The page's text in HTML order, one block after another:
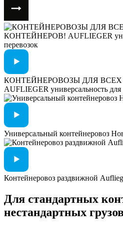
КОНТЕЙНЕРОВОЗЫ ДЛЯ
AUFLIEGER универсальность
Универсальный контейнеровоз
Контейнеровоз раздвижной
Для стандартных
нестандартных